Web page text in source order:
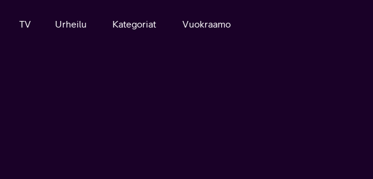
TV Urheilu Kategoriat Vuokraamo